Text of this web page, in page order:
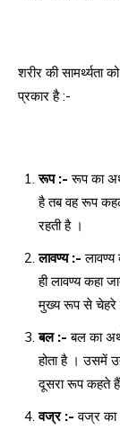
शरीर की सामर्थ्यता
प्रकार है :-
रूप :-रूप का
है तब वह रूप
रहती है ।
लावण्य :-लावण्य
ही लावण्य कहा
मुख्य रूप से चेहरे
बल :-बल का
होता है । उसमें
दूसरा रूप कहते
वज्र :-वज्र का